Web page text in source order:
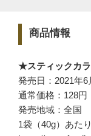
商品情報
★スティックカ
発売日：2021年6
通常価格：128円
発売地域：全国
1袋（40g）あた